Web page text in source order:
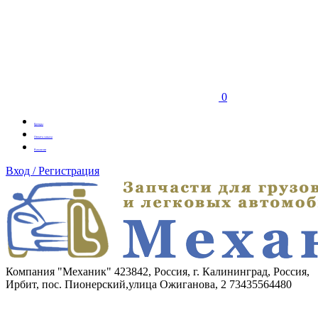
0
Бренды
Оплата заказа
Вакансии
Вход / Регистрация
Компания "Механик" 423842, Россия, г. Калининград, Россия,
Ирбит, пос. Пионерский,улица Ожиганова, 2 73435564480